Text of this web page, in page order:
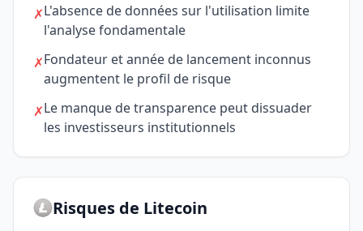
✗L'absence de données sur l'utilisation limite
l'analyse fondamentale
✗Fondateur et année de lancement inconnus
augmentent le profil de risque
✗Le manque de transparence peut dissuader
les investisseurs institutionnels
Risques de Litecoin